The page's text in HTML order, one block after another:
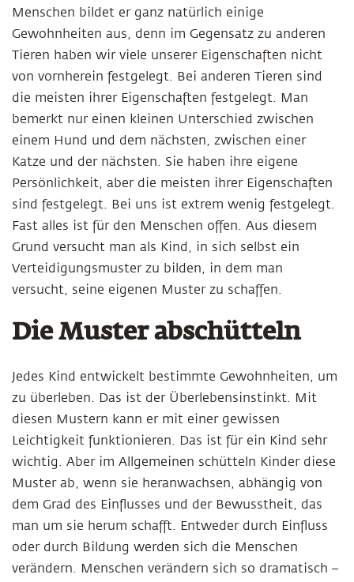
Menschen bildet er ganz natürlich einige
Gewohnheiten aus, denn im Gegensatz zu anderen
Tieren haben wir viele unserer Eigenschaften nicht
von vornherein festgelegt. Bei anderen Tieren sind
die meisten ihrer Eigenschaften festgelegt. Man
bemerkt nur einen kleinen Unterschied zwischen
einem Hund und dem nächsten, zwischen einer
Katze und der nächsten. Sie haben ihre eigene
Persönlichkeit, aber die meisten ihrer Eigenschaften
sind festgelegt. Bei uns ist extrem wenig festgelegt.
Fast alles ist für den Menschen offen. Aus diesem
Grund versucht man als Kind, in sich selbst ein
Verteidigungsmuster zu bilden, in dem man
versucht, seine eigenen Muster zu schaffen.
Die Muster abschütteln
Jedes Kind entwickelt bestimmte Gewohnheiten, um
zu überleben. Das ist der Überlebensinstinkt. Mit
diesen Mustern kann er mit einer gewissen
Leichtigkeit funktionieren. Das ist für ein Kind sehr
wichtig. Aber im Allgemeinen schütteln Kinder diese
Muster ab, wenn sie heranwachsen, abhängig von
dem Grad des Einflusses und der Bewusstheit, das
man um sie herum schafft. Entweder durch Einfluss
oder durch Bildung werden sich die Menschen
verändern. Menschen verändern sich so dramatisch –